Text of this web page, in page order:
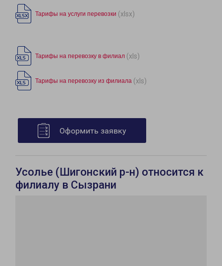
Тарифы на услуги перевозки (xlsx)
Тарифы на перевозку в филиал (xls)
Тарифы на перевозку из филиала (xls)
Оформить заявку
Усолье (Шигонский р-н) относится к
филиалу в Сызрани